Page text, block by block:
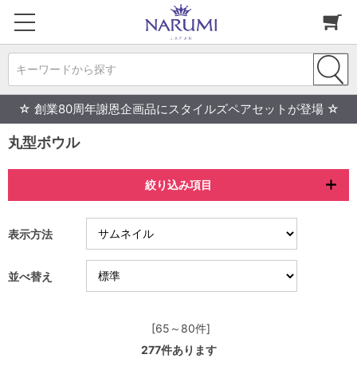
キーワードから探す
☆ 創業80周年謝恩企画品にスタイルズペアセットが登場 ☆
丸型ボウル
絞り込み項目
表示方法
並べ替え
[65～80件]
277件あります